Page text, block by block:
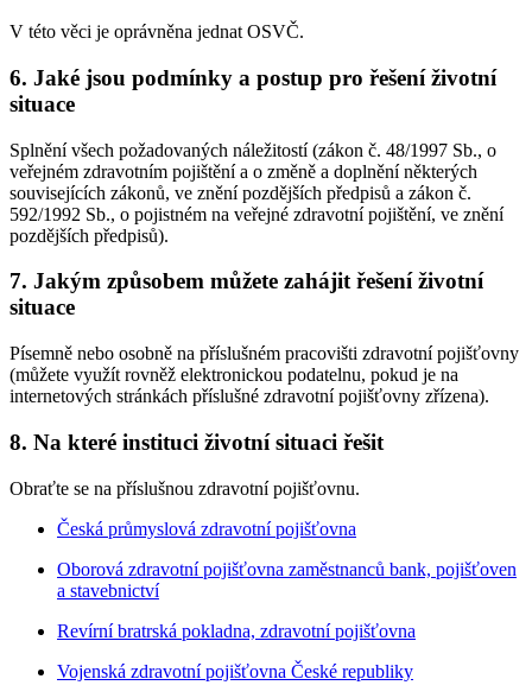
V této věci je oprávněna jednat OSVČ.
6. Jaké jsou podmínky a postup pro řešení životní
situace
Splnění všech požadovaných náležitostí (zákon č. 48/1997 Sb., o
veřejném zdravotním pojištění a o změně a doplnění některých
souvisejících zákonů, ve znění pozdějších předpisů a zákon č.
592/1992 Sb., o pojistném na veřejné zdravotní pojištění, ve znění
pozdějších předpisů).
7. Jakým způsobem můžete zahájit řešení životní
situace
Písemně nebo osobně na příslušném pracovišti zdravotní pojišťovny
(můžete využít rovněž elektronickou podatelnu, pokud je na
internetových stránkách příslušné zdravotní pojišťovny zřízena).
8. Na které instituci životní situaci řešit
Obraťte se na příslušnou zdravotní pojišťovnu.
Česká průmyslová zdravotní pojišťovna
Oborová zdravotní pojišťovna zaměstnanců bank, pojišťoven
a stavebnictví
Revírní bratrská pokladna, zdravotní pojišťovna
Vojenská zdravotní pojišťovna České republiky